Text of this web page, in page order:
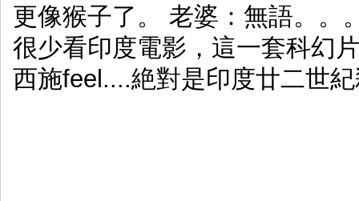
更像猴子了。 老婆：無語。。
很少看印度電影，這一套科幻
西施feel....絶對是印度廿二世